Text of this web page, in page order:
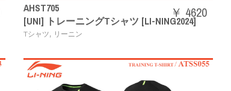
AHST705
[UNI] トレーニングTシャツ [LI-NING2024]
Tシャツ, リーニン
￥ 4620